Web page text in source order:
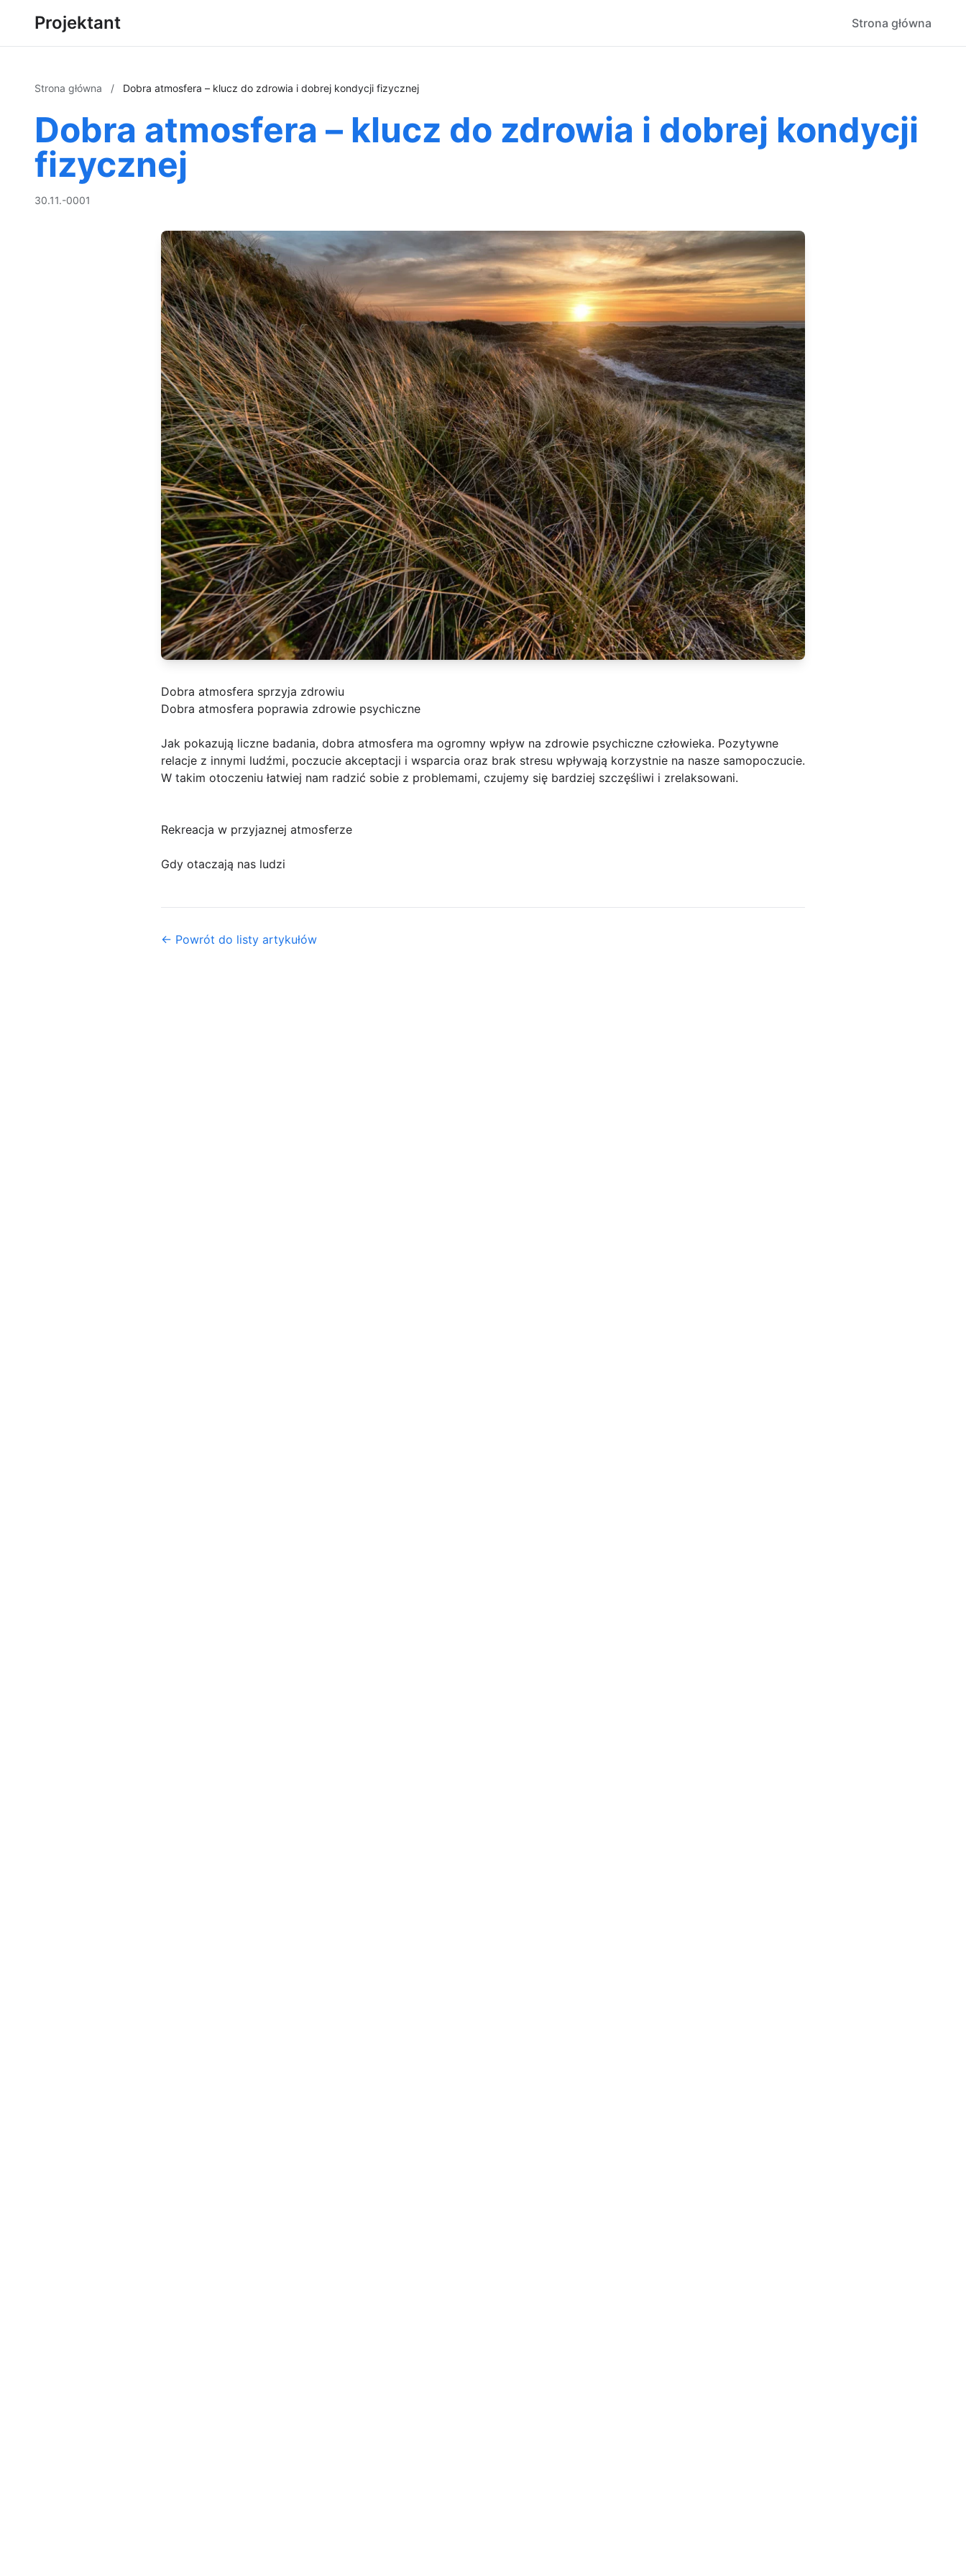
Projektant Strona główna
Strona główna / Dobra atmosfera – klucz do zdrowia i dobrej kondycji fizycznej
Dobra atmosfera – klucz do zdrowia i dobrej kondycji
fizycznej
30.11.-0001
Dobra atmosfera sprzyja zdrowiu
Dobra atmosfera poprawia zdrowie psychiczne
Jak pokazują liczne badania, dobra atmosfera ma ogromny wpływ na zdrowie psychiczne człowieka. Pozytywne
relacje z innymi ludźmi, poczucie akceptacji i wsparcia oraz brak stresu wpływają korzystnie na nasze samopoczucie.
W takim otoczeniu łatwiej nam radzić sobie z problemami, czujemy się bardziej szczęśliwi i zrelaksowani.
Rekreacja w przyjaznej atmosferze
Gdy otaczają nas ludzi
← Powrót do listy artykułów